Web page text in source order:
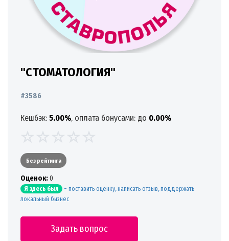
"СТОМАТОЛОГИЯ"
#3586
Кешбэк: 5.00%, оплата бонусами: до 0.00%
Без рейтинга
Oценок:0
Я здесь был - поставить оценку, написать отзыв, поддержать
локальный бизнес
Задать вопрос